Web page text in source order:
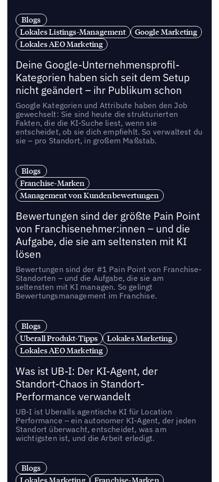
Blogs
Lokales Listings-Management
Google Marketing
Lokales AEO Marketing
Deine Google-Unternehmensprofil-
Kategorien haben sich seit dem Setup
nicht geändert – ihr Publikum schon
Google Kategorien und Attribute haben den Job
gewechselt: Sie sind heute die strukturierten
Fakten, die die KI-Suche liest, wenn sie
entscheidet, ob sie dich empfiehlt. So verwaltest du
sie – pro Standort, in großem Maßstab.
Blogs
Franchise-Marken
Management von Kundenbewertungen
Bewertungen sind der größte Pain Point
von Franchisenehmer:innen – und die
Aufgabe, die sie am seltensten mit KI
lösen
Bewertungen sind der #1 Pain Point von Franchise-
Standorten – und die Aufgabe, die sie am
seltensten mit KI managen. So gelingt
Bewertungsmanagement im Franchise.
Blogs
Uberall Produkt-Tipps
Lokales Marketing
Lokales AEO Marketing
Was ist UB-I: Der KI-Agent, der
Standort-Chaos in Standort-
Performance verwandelt
UB-I ist Uberalls agentische KI für Location
Performance – ein autonomer KI-Agent, der jeden
Standort überwacht, entscheidet, was am
wichtigsten ist, und die Arbeit erledigt.
Blogs